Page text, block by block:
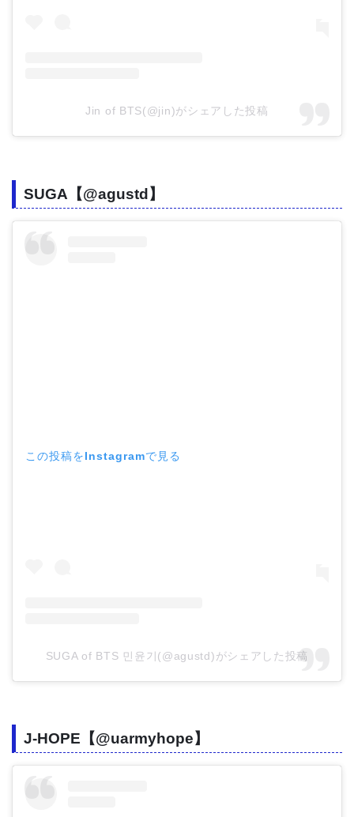
Jin of BTS(@jin)がシェアした投稿
SUGA【@agustd】
この投稿をInstagramで見る
SUGA of BTS 민윤기(@agustd)がシェアした投稿
J-HOPE【@uarmyhope】